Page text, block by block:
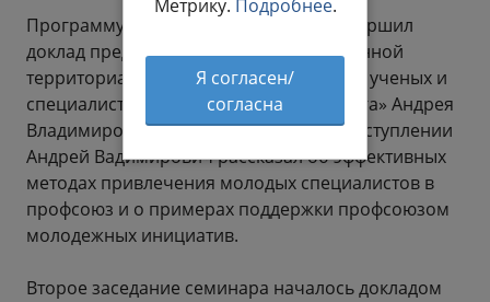
Программу первого дня семинара завершил
доклад председателя Совета Общественной
территориальной интеграции молодых ученых и
специалистов Поволжья «Оптимус-Волга» Андрея
Владимировича Богданова. В своем выступлении
Андрей Вадимирович рассказал об эффективных
методах привлечения молодых специалистов в
профсоюз и о примерах поддержки профсоюзом
молодежных инициатив.
Второе заседание семинара началось докладом
Метрику. Подробнее.
Я согласен/
согласна